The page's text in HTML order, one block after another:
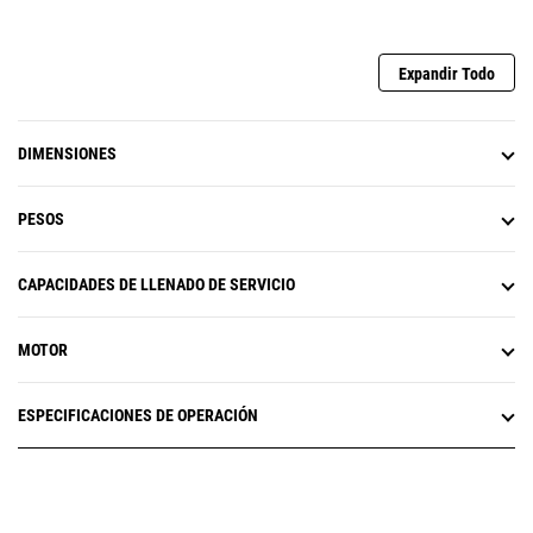
Expandir Todo
DIMENSIONES
PESOS
CAPACIDADES DE LLENADO DE SERVICIO
MOTOR
ESPECIFICACIONES DE OPERACIÓN